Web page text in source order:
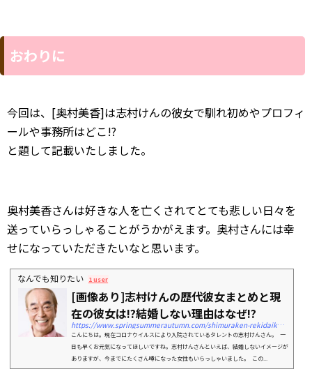
おわりに
今回は、[奥村美香]は志村けんの彼女で馴れ初めやプロフィ
ールや事務所はどこ!?
と題して記載いたしました。
奥村美香さんは好きな人を亡くされてとても悲しい日々を
送っていらっしゃることがうかがえます。奥村さんには幸
せになっていただきたいなと思います。
なんでも知りたい 1 user
[画像あり]志村けんの歴代彼女まとめと現
在の彼女は!?結婚しない理由はなぜ!?
https://www.springsummerautumn.com/shimuraken-rekidaikanojyo-kekkonsinai-3872
こんにちは。現在コロナウイルスにより入院されているタレントの志村けんさん。 一
日も早くお元気になってほしいですね。志村けんさんといえば、結婚しないイメージが
ありますが、今までにたくさん噂になった女性もいらっしゃいました。 この...